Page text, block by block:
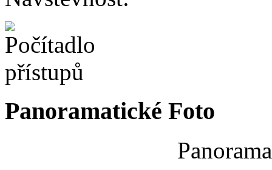
Panoramatické Foto